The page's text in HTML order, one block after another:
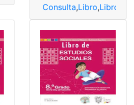
Consulta,Libro,Libro